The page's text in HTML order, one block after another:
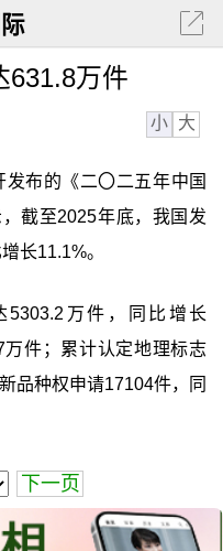
631.8万件
小 大
布的《二〇二五年中国
截至2025年底，我国发
长11.1%。
万件，同比增长
件；累计认定地理标志
品种权申请17104件，同
下一页